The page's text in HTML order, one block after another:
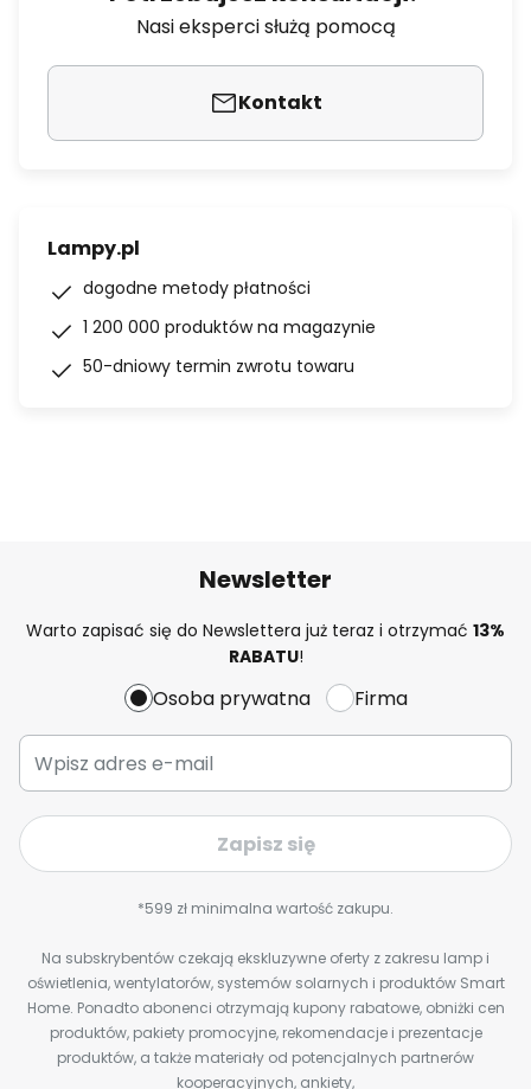
Nasi eksperci służą pomocą
Kontakt
Lampy.pl
dogodne metody płatności
1 200 000 produktów na magazynie
50-dniowy termin zwrotu towaru
Newsletter
Warto zapisać się do Newslettera już teraz i otrzymać 13%
RABATU!
Osoba prywatna Firma
Zapisz się
*599 zł minimalna wartość zakupu.
Na subskrybentów czekają ekskluzywne oferty z zakresu lamp i
oświetlenia, wentylatorów, systemów solarnych i produktów Smart
Home. Ponadto abonenci otrzymają kupony rabatowe, obniżki cen
produktów, pakiety promocyjne, rekomendacje i prezentacje
produktów, a także materiały od potencjalnych partnerów
kooperacyjnych, ankiety,